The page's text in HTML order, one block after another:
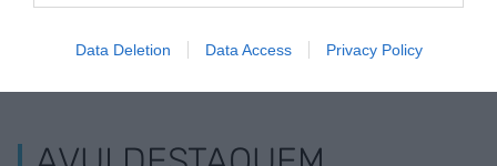
Data Deletion Data Access Privacy Policy
ELS MÉS LLEGITS